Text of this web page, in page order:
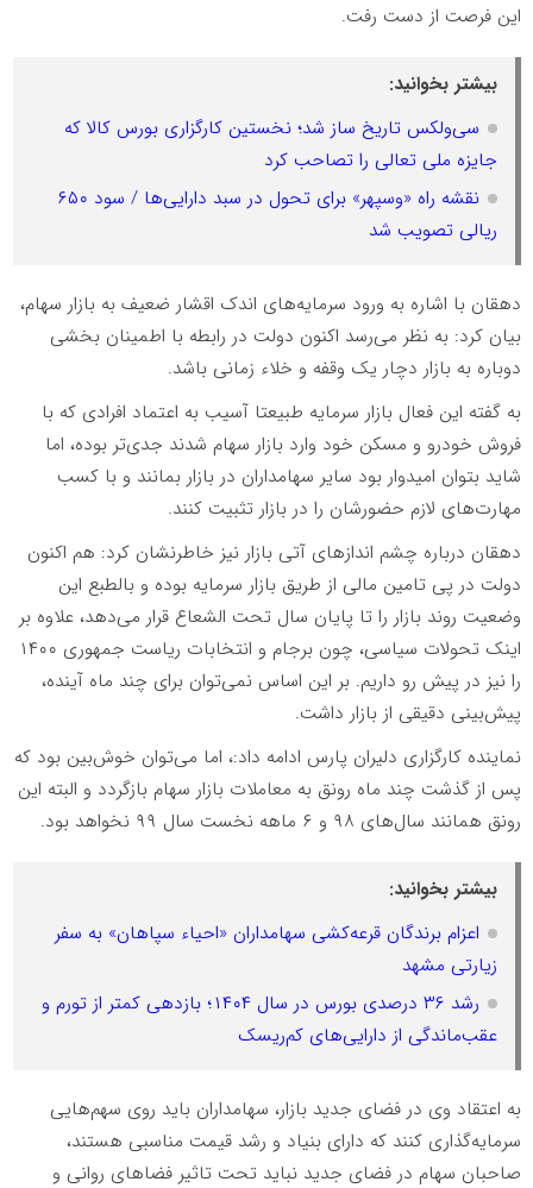
این فرصت از دست رفت.
بیشتر بخوانید:
سی‌ولکس تاریخ ساز شد؛ نخستین کارگزاری بورس کالا که
جایزه ملی تعالی را تصاحب کرد
نقشه راه «وسپهر» برای تحول در سبد دارایی‌ها / سود ۶۵۰
ریالی تصویب شد
دهقان با اشاره به ورود سرمایه‌های اندک اقشار ضعیف به بازار سهام،
بیان کرد: به نظر می‌رسد اکنون دولت در رابطه با اطمینان بخشی
دوباره به بازار دچار یک وقفه و خلاء زمانی باشد.
به گفته این فعال بازار سرمایه طبیعتا آسیب به اعتماد افرادی که با
فروش خودرو و مسکن خود وارد بازار سهام شدند جدی‌تر بوده، اما
شاید بتوان امیدوار بود سایر سهامداران در بازار بمانند و با کسب
مهارت‌های لازم حضورشان را در بازار تثبیت کنند.
دهقان درباره چشم انداز‌های آتی بازار نیز خاطرنشان کرد: هم اکنون
دولت در پی تامین مالی از طریق بازار سرمایه بوده و بالطبع این
وضعیت روند بازار را تا پایان سال تحت الشعاع قرار می‌دهد، علاوه بر
اینک تحولات سیاسی، چون برجام و انتخابات ریاست جمهوری ۱۴۰۰
را نیز در پیش رو داریم. بر این اساس نمی‌توان برای چند ماه آینده،
پیش‌بینی دقیقی از بازار داشت.
نماینده کارگزاری دلیران پارس ادامه داد:، اما می‌توان خوش‌بین بود که
پس از گذشت چند ماه رونق به معاملات بازار سهام بازگردد و البته این
رونق همانند سال‌های ۹۸ و ۶ ماهه نخست سال ۹۹ نخواهد بود.
بیشتر بخوانید:
اعزام برندگان قرعه‌کشی سهامداران «احیاء سپاهان» به سفر
زیارتی مشهد
رشد ۳۶ درصدی بورس در سال ۱۴۰۴؛ بازدهی کمتر از تورم و
عقب‌ماندگی از دارایی‌های کم‌ریسک
به اعتقاد وی در فضای جدید بازار، سهامداران باید روی سهم‌هایی
سرمایه‌گذاری کنند که دارای بنیاد و رشد قیمت مناسبی هستند،
صاحبان سهام در فضای جدید نباید تحت تاثیر فضا‌های روانی و